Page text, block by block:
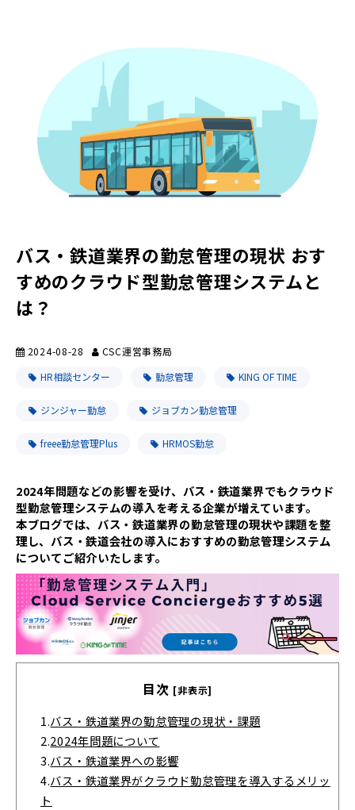
バス・鉄道業界の勤怠管理の現状 おす
すめのクラウド型勤怠管理システムと
は？
2024-08-28
CSC運営事務局
HR相談センター
勤怠管理 KING OF TIME
ジンジャー勤怠 ジョブカン勤怠管理
freee勤怠管理Plus HRMOS勤怠
2024年問題などの影響を受け、バス・鉄道業界でもクラウド
型勤怠管理システムの導入を考える企業が増えています。
本ブログでは、バス・鉄道業界の勤怠管理の現状や課題を整
理し、バス・鉄道会社の導入におすすめの勤怠管理システム
についてご紹介いたします。
目次 [非表示]
1.バス・鉄道業界の勤怠管理の現状・課題
2.2024年問題について
3.バス・鉄道業界への影響
4.バス・鉄道業界がクラウド勤怠管理を導入するメリッ
ト